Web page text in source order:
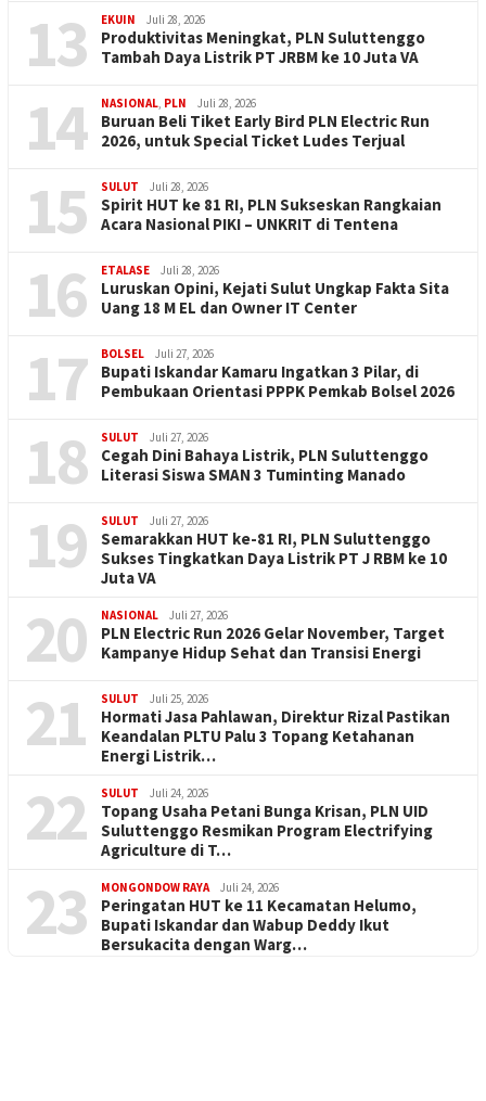
13 EKUIN Juli 28, 2026
Produktivitas Meningkat, PLN Suluttenggo
Tambah Daya Listrik PT JRBM ke 10 Juta VA
14 NASIONAL, PLN Juli 28, 2026
Buruan Beli Tiket Early Bird PLN Electric Run
2026, untuk Special Ticket Ludes Terjual
15 SULUT Juli 28, 2026
Spirit HUT ke 81 RI, PLN Sukseskan Rangkaian
Acara Nasional PIKI – UNKRIT di Tentena
16 ETALASE Juli 28, 2026
Luruskan Opini, Kejati Sulut Ungkap Fakta Sita
Uang 18 M EL dan Owner IT Center
17 BOLSEL Juli 27, 2026
Bupati Iskandar Kamaru Ingatkan 3 Pilar, di
Pembukaan Orientasi PPPK Pemkab Bolsel 2026
18 SULUT Juli 27, 2026
Cegah Dini Bahaya Listrik, PLN Suluttenggo
Literasi Siswa SMAN 3 Tuminting Manado
19 SULUT Juli 27, 2026
Semarakkan HUT ke-81 RI, PLN Suluttenggo
Sukses Tingkatkan Daya Listrik PT J RBM ke 10
Juta VA
20 NASIONAL Juli 27, 2026
PLN Electric Run 2026 Gelar November, Target
Kampanye Hidup Sehat dan Transisi Energi
21 SULUT Juli 25, 2026
Hormati Jasa Pahlawan, Direktur Rizal Pastikan
Keandalan PLTU Palu 3 Topang Ketahanan
Energi Listrik…
22 SULUT Juli 24, 2026
Topang Usaha Petani Bunga Krisan, PLN UID
Suluttenggo Resmikan Program Electrifying
Agriculture di T…
23 MONGONDOW RAYA Juli 24, 2026
Peringatan HUT ke 11 Kecamatan Helumo,
Bupati Iskandar dan Wabup Deddy Ikut
Bersukacita dengan Warg…